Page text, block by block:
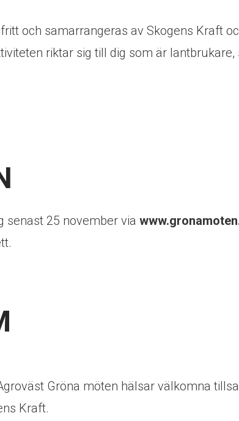
och samarrangeras av Skogens Kraft
riktar sig till dig som är
senast 25 november via
Gröna möten hälsar välkomna
Kraft.